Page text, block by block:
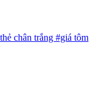
chân trắng #giá tôm